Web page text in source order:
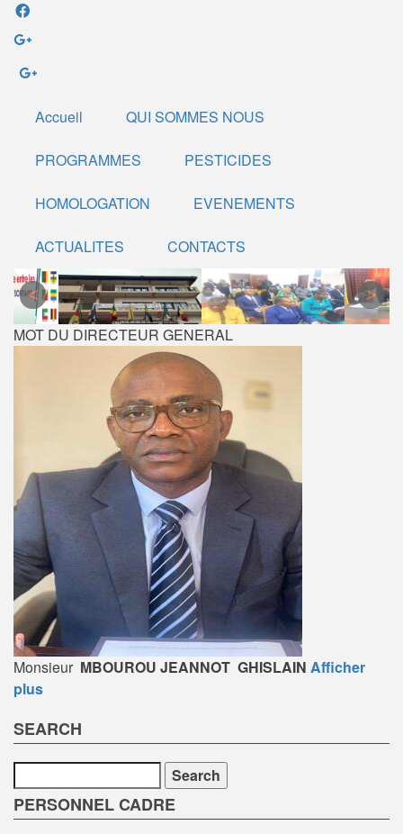
Aller
au
principal
Accueil QUI SOMMES NOUS
PROGRAMMES PESTICIDES
HOMOLOGATION EVENEMENTS
ACTUALITES CONTACTS
MOT DU DIRECTEUR GENERAL
Monsieur MBOUROU JEANNOT GHISLAIN Afficher
plus
SEARCH
PERSONNEL CADRE